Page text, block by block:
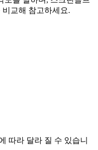
교해 참고하세요.
따라 달라 질 수 있습니